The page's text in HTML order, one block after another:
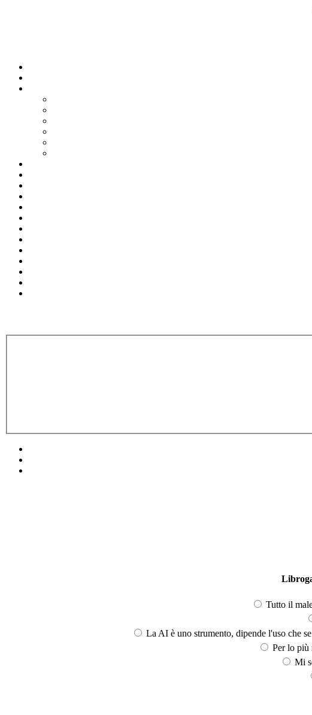
Tutto il
La AI è uno strumento, dipende l'uso che
Per lo più
Mi